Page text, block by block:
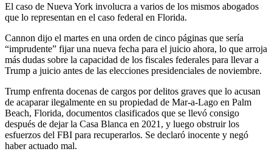
El caso de Nueva York involucra a varios de los mismos abogados
que lo representan en el caso federal en Florida.
Cannon dijo el martes en una orden de cinco páginas que sería
“imprudente” fijar una nueva fecha para el juicio ahora, lo que arroja
más dudas sobre la capacidad de los fiscales federales para llevar a
Trump a juicio antes de las elecciones presidenciales de noviembre.
Trump enfrenta docenas de cargos por delitos graves que lo acusan
de acaparar ilegalmente en su propiedad de Mar-a-Lago en Palm
Beach, Florida, documentos clasificados que se llevó consigo
después de dejar la Casa Blanca en 2021, y luego obstruir los
esfuerzos del FBI para recuperarlos. Se declaró inocente y negó
haber actuado mal.